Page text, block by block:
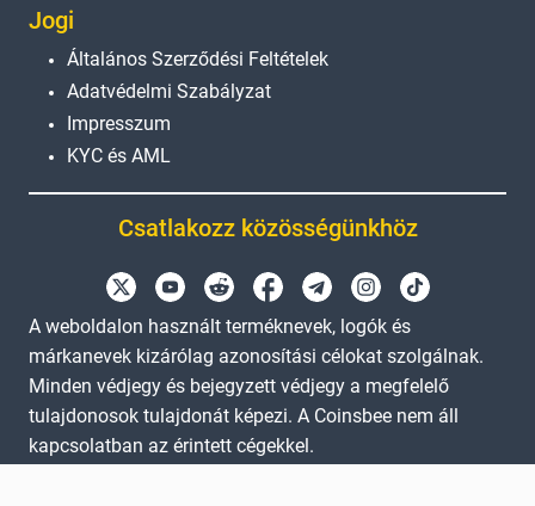
Jogi
Általános Szerződési Feltételek
Adatvédelmi Szabályzat
Impresszum
KYC és AML
Csatlakozz közösségünkhöz
A weboldalon használt terméknevek, logók és
márkanevek kizárólag azonosítási célokat szolgálnak.
Minden védjegy és bejegyzett védjegy a megfelelő
tulajdonosok tulajdonát képezi. A Coinsbee nem áll
kapcsolatban az érintett cégekkel.